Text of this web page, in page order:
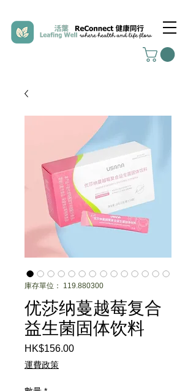
庫存單位： 119.880300
优莎纳蔓越莓复合
益生菌固体饮料
HK$156.00價
運費政策